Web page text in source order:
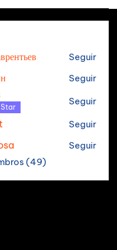
Seguir
Seguir
Star
Seguir
Seguir
Seguir
(49)